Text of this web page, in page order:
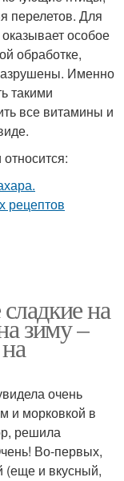
перелетов. Для
особое
обработке,
Именно
такими
все витамины и
на
зиму –
очень
и морковкой в
решила
Во-первых,
(еще и вкусный,